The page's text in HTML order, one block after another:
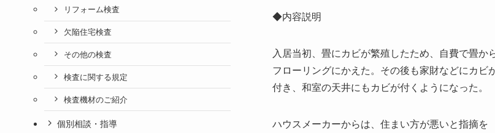
◆内容説明
入居当初、畳にカビが繁殖したため、自費で畳か
フローリングにかえた。その後も家財などにカビ
付き、和室の天井にもカビが付くようになった。
ハウスメーカーからは、住まい方が悪いと指摘を
リフォーム検査
欠陥住宅検査
その他の検査
検査に関する規定
検査機材のご紹介
個別相談・指導